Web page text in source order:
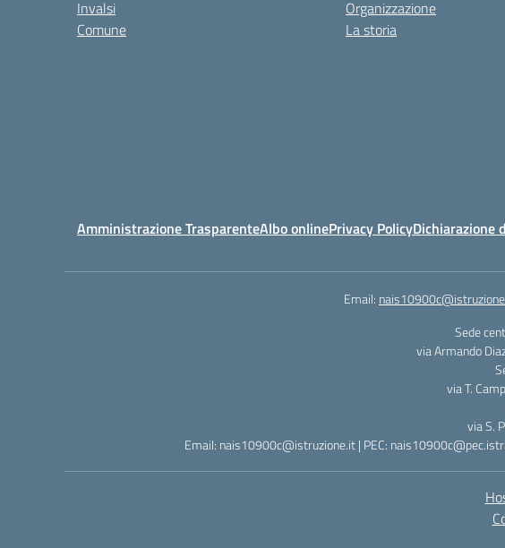
Invalsi
Comune
Organizzazione
La storia
Amministrazione TrasparenteAlbo onlinePrivacy PolicyDichiarazione
Email:
Sede
via Armando
via T.
via S.
Email: nais10900c@istruzione.it | PEC: